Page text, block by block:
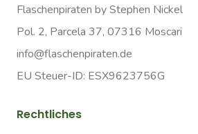
Flaschenpiraten by Stephen Nickel
Pol. 2, Parcela 37, 07316 Moscari
info@flaschenpiraten.de
EU Steuer-ID: ESX9623756G
Rechtliches